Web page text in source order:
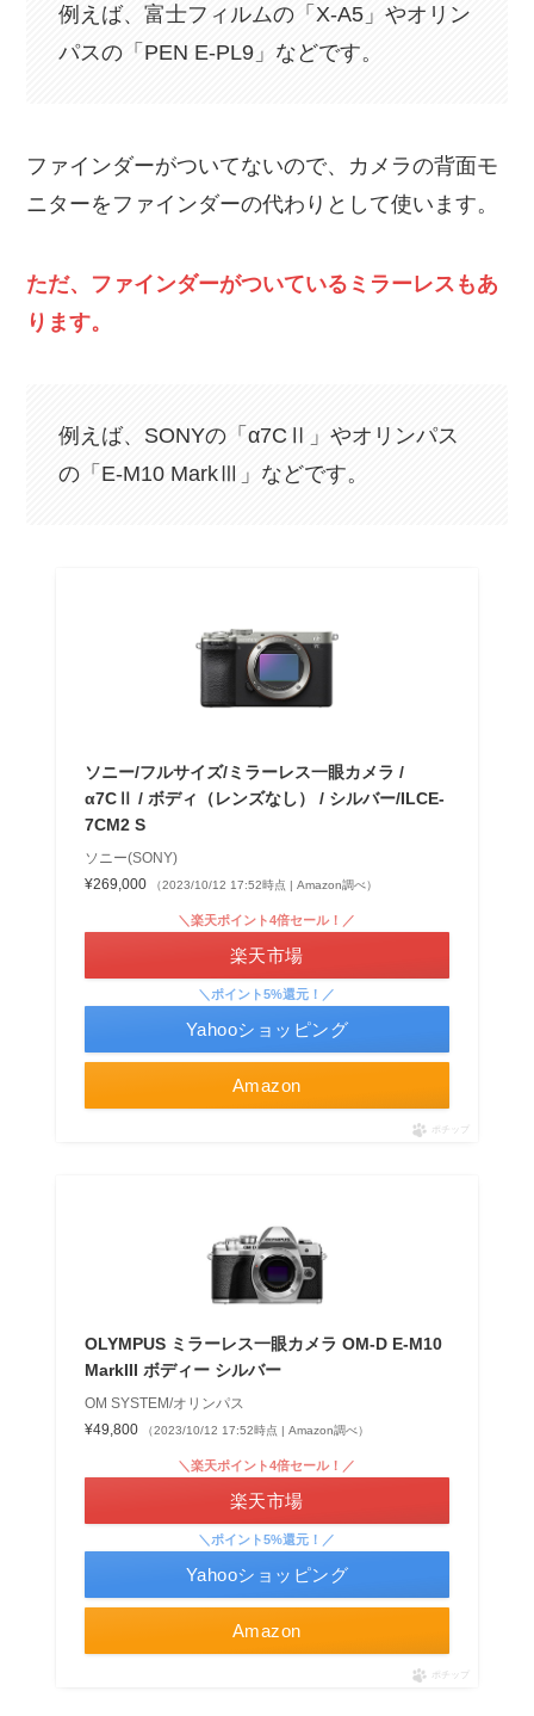
例えば、富士フィルムの「X-A5」やオリン
パスの「PEN E-PL9」などです。
ファインダーがついてないので、カメラの背面モ
ニターをファインダーの代わりとして使います。
ただ、ファインダーがついているミラーレスもあ
ります。
例えば、SONYの「α7CⅡ」やオリンパス
の「E-M10 MarkⅢ」などです。
ソニー/フルサイズ/ミラーレス一眼カメラ /
α7CⅡ / ボディ（レンズなし） / シルバー/ILCE-
7CM2 S
ソニー(SONY)
¥269,000
（2023/10/12 17:52時点 | Amazon調べ）
Amazon
＼楽天ポイント4倍セール！／
楽天市場
＼ポイント5%還元！／
Yahooショッピング
ポチップ
OLYMPUS ミラーレス一眼カメラ OM-D E-M10
MarkIII ボディー シルバー
OM SYSTEM/オリンパス
¥49,800
（2023/10/12 17:52時点 | Amazon調べ）
Amazon
＼楽天ポイント4倍セール！／
楽天市場
＼ポイント5%還元！／
Yahooショッピング
ポチップ